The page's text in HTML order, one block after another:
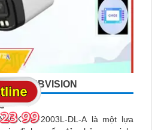
NÉT KBVISION
KX-AF2003L-DL-A là một lựa